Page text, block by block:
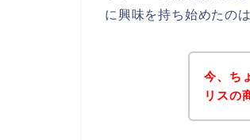
に興味を持ち始めたの
今、ち
リスの